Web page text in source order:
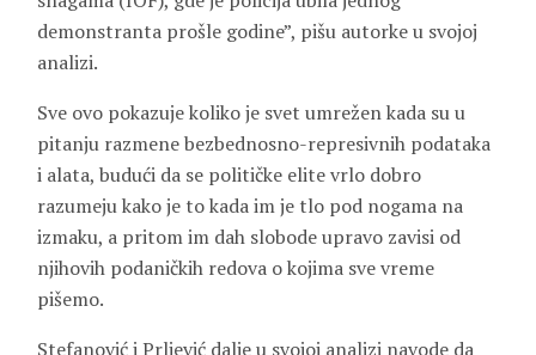
demonstranta prošle godine”, pišu autorke u svojoj
analizi.
Sve ovo pokazuje koliko je svet umrežen kada su u
pitanju razmene bezbednosno-represivnih podataka
i alata, budući da se političke elite vrlo dobro
razumeju kako je to kada im je tlo pod nogama na
izmaku, a pritom im dah slobode upravo zavisi od
njihovih podaničkih redova o kojima sve vreme
pišemo.
Stefanović i Prljević dalje u svojoj analizi navode da